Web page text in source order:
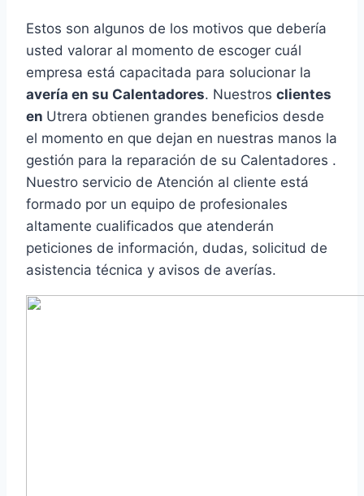
Estos son algunos de los motivos que debería
usted valorar al momento de escoger cuál
empresa está capacitada para solucionar la
avería en su Calentadores. Nuestros clientes
en Utrera obtienen grandes beneficios desde
el momento en que dejan en nuestras manos la
gestión para la reparación de su Calentadores .
Nuestro servicio de Atención al cliente está
formado por un equipo de profesionales
altamente cualificados que atenderán
peticiones de información, dudas, solicitud de
asistencia técnica y avisos de averías.